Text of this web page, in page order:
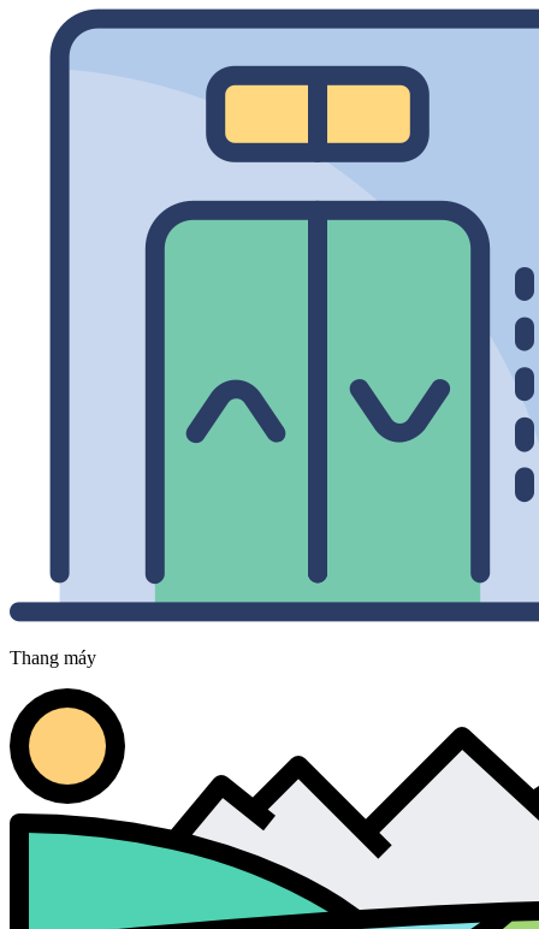
Thang máy